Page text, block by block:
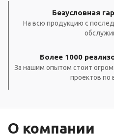
Безусловная
На всю продукцию с
Более 1000
За нашим опытом стоит
проектов по
О компании